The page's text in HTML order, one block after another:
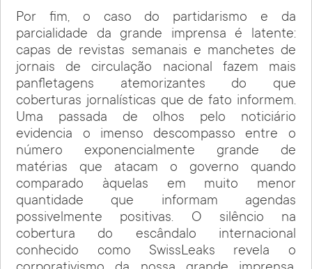
Por fim, o caso do partidarismo e da
parcialidade da grande imprensa é latente:
capas de revistas semanais e manchetes de
jornais de circulação nacional fazem mais
panfletagens atemorizantes do que
coberturas jornalísticas que de fato informem.
Uma passada de olhos pelo noticiário
evidencia o imenso descompasso entre o
número exponencialmente grande de
matérias que atacam o governo quando
comparado àquelas em muito menor
quantidade que informam agendas
possivelmente positivas. O silêncio na
cobertura do escândalo internacional
conhecido como SwissLeaks revela o